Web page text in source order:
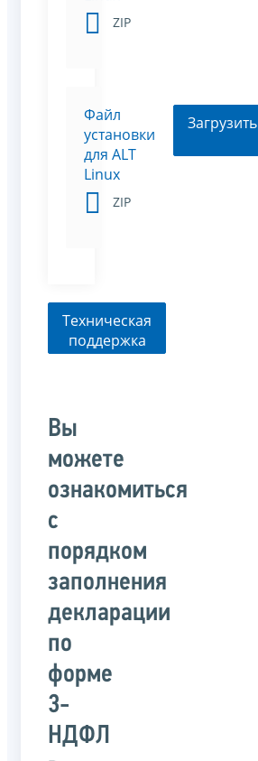
ZIP
Файл
установки
для ALT
Linux
ZIP
Загрузить
Техническая
поддержка
Вы
можете
ознакомиться
с
порядком
заполнения
декларации
по
форме
3-
НДФЛ